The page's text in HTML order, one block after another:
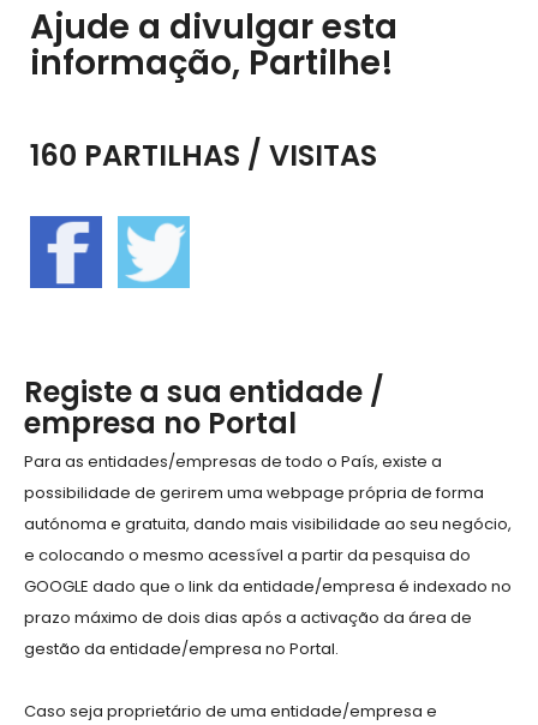
Ajude a divulgar esta
informação, Partilhe!
160 PARTILHAS / VISITAS
Registe a sua entidade /
empresa no Portal
Para as entidades/empresas de todo o País, existe a
possibilidade de gerirem uma webpage própria de forma
autónoma e gratuita, dando mais visibilidade ao seu negócio,
e colocando o mesmo acessível a partir da pesquisa do
GOOGLE dado que o link da entidade/empresa é indexado no
prazo máximo de dois dias após a activação da área de
gestão da entidade/empresa no Portal.
Caso seja proprietário de uma entidade/empresa e